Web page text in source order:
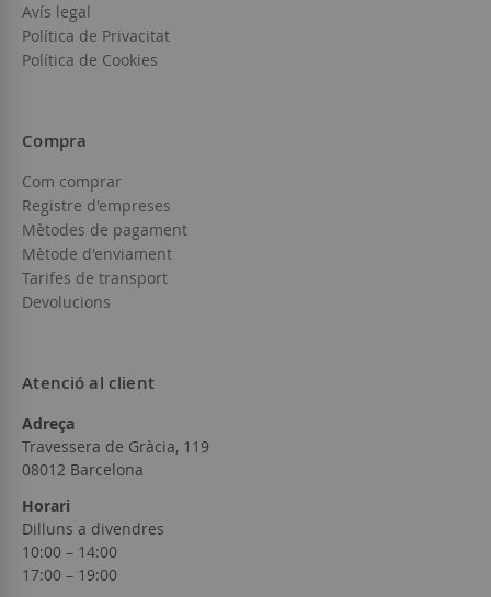
Avís legal
Política de Privacitat
Política de Cookies
Compra
Com comprar
Registre d'empreses
Mètodes de pagament
Mètode d'enviament
Tarifes de transport
Devolucions
Atenció al client
Adreça
Travessera de Gràcia, 119
08012 Barcelona
Horari
Dilluns a divendres
10:00 – 14:00
17:00 – 19:00